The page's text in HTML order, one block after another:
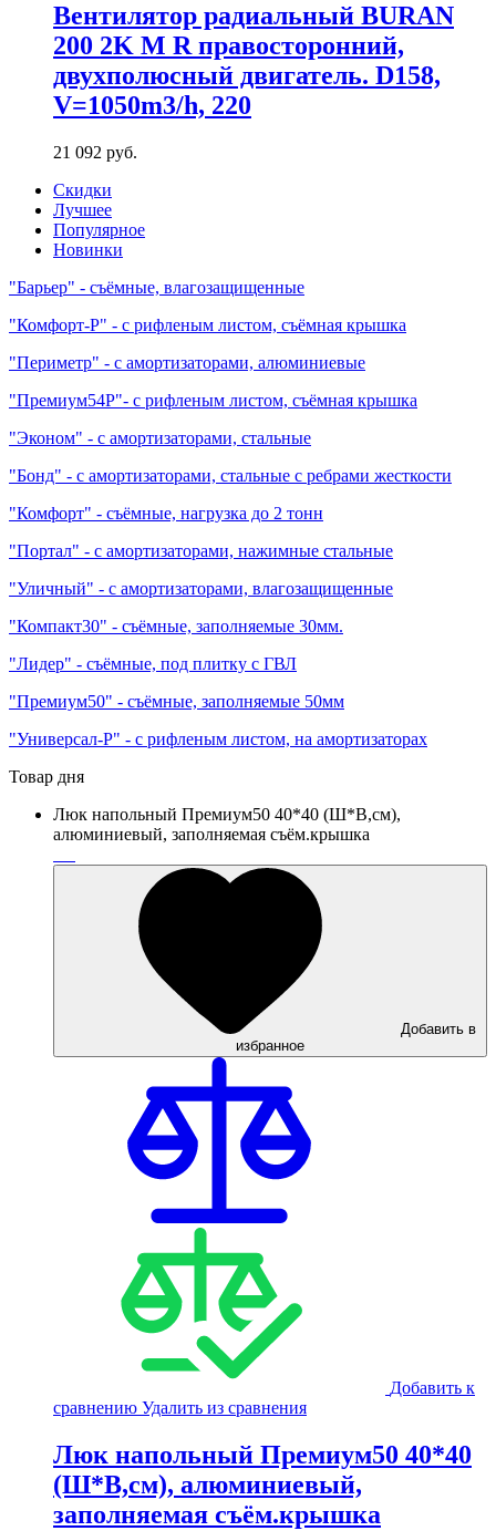
Вентилятор радиальный BURAN
200 2K M R правосторонний,
двухполюсный двигатель. D158,
V=1050m3/h, 220
21 092 руб.
Скидки
Лучшее
Популярное
Новинки
"Барьер" - съёмные, влагозащищенные
"Комфорт-Р" - с рифленым листом, съёмная крышка
"Периметр" - с амортизаторами, алюминиевые
"Премиум54Р"- с рифленым листом, съёмная крышка
"Эконом" - с амортизаторами, стальные
"Бонд" - с амортизаторами, стальные с ребрами жесткости
"Комфорт" - съёмные, нагрузка до 2 тонн
"Портал" - с амортизаторами, нажимные стальные
"Уличный" - с амортизаторами, влагозащищенные
"Компакт30" - съёмные, заполняемые 30мм.
"Лидер" - съёмные, под плитку с ГВЛ
"Премиум50" - съёмные, заполняемые 50мм
"Универсал-Р" - с рифленым листом, на амортизаторах
Товар дня
Люк напольный Премиум50 40*40 (Ш*В,см),
алюминиевый, заполняемая съём.крышка
Добавить в
избранное
Добавить к
сравнению Удалить из сравнения
Люк напольный Премиум50 40*40
(Ш*В,см), алюминиевый,
заполняемая съём.крышка